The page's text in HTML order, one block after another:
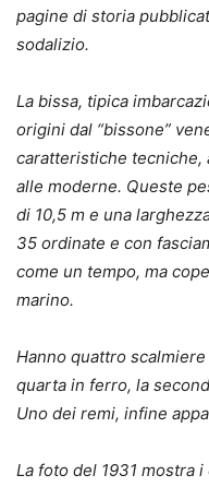
pagine di storia
sodalizio.
La bissa, tipica
origini dal “bissone”
caratteristiche tecniche,
alle moderne. Queste
di 10,5 m e una
35 ordinate e con
come un tempo, ma
marino.
Hanno quattro
quarta in ferro, la
Uno dei remi, infine
La foto del 1931 mostra